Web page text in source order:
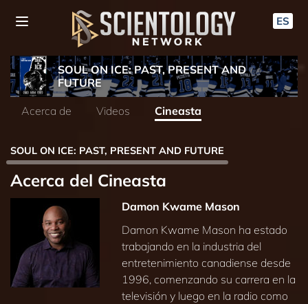
ES
SOUL ON ICE: PAST, PRESENT AND
FUTURE
Acerca de Videos Cineasta
SOUL ON ICE: PAST, PRESENT AND FUTURE
Acerca del Cineasta
Damon Kwame Mason
Damon Kwame Mason ha estado
trabajando en la industria del
entretenimiento canadiense desde
1996, comenzando su carrera en la
televisión y luego en la radio como